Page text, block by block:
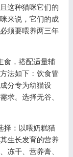
这种猫咪它们的
来说，它们的成
须要喂养两三年
食，搭配适量辅
法如下：饮食管
分专为幼猫设
求。选择无谷、
择：以喂奶糕猫
生长发育的营养
冻干、营养膏、